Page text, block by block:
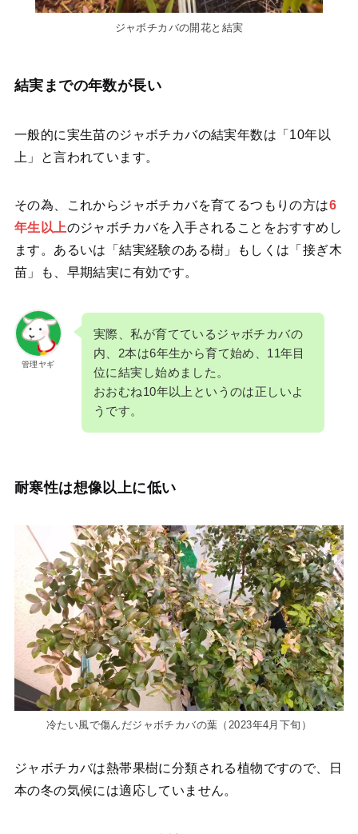
ジャボチカバの開花と結実
結実までの年数が長い
一般的に実生苗のジャボチカバの結実年数は「10年以
上」と言われています。
その為、これからジャボチカバを育てるつもりの方は6
年生以上のジャボチカバを入手されることをおすすめし
ます。あるいは「結実経験のある樹」もしくは「接ぎ木
苗」も、早期結実に有効です。
管理ヤギ
実際、私が育てているジャボチカバの
内、2本は6年生から育て始め、11年目
位に結実し始めました。
おおむね10年以上というのは正しいよ
うです。
耐寒性は想像以上に低い
冷たい風で傷んだジャボチカバの葉（2023年4月下旬）
ジャボチカバは熱帯果樹に分類される植物ですので、日
本の冬の気候には適応していません。